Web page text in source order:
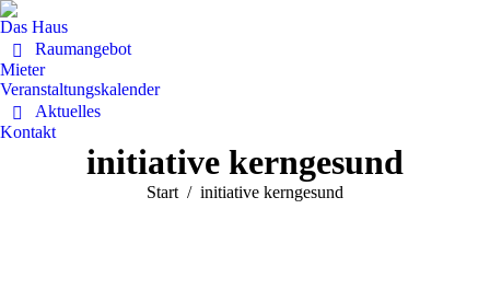
Das Haus
Raumangebot
Mieter
Veranstaltungskalender
Aktuelles
Kontakt
initiative kerngesund
Sie befinden sich hier:
Start initiative kerngesund